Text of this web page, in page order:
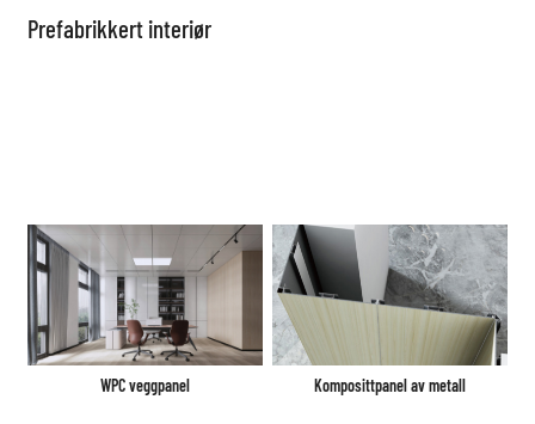
Prefabrikkert interiør
WPC veggpanel Komposittpanel av metall